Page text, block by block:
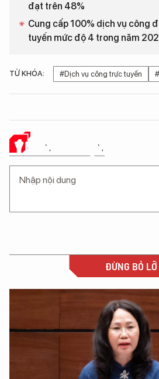
đạt trên 48%
Cung cấp 100% dịch vụ công
tuyến mức độ 4 trong năm
TỪ KHÓA: #Dịch vụ công trực tuyến
Ý KIẾN CỦA BẠN
ĐỪNG BỎ LỠ